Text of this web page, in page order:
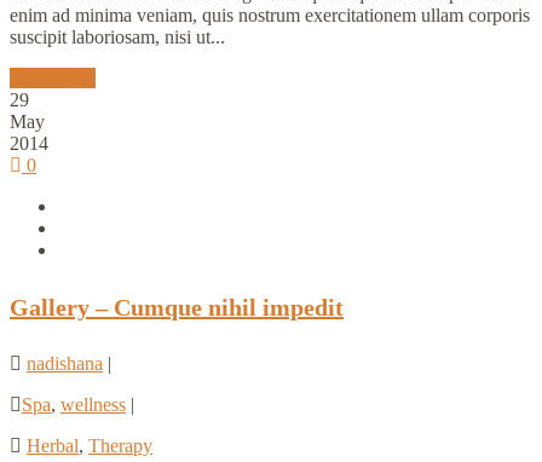
enim ad minima veniam, quis nostrum exercitationem ullam corporis
suscipit laboriosam, nisi ut...
29
May
2014
0
Gallery – Cumque nihil impedit
nadishana
Spa, wellness
Herbal, Therapy